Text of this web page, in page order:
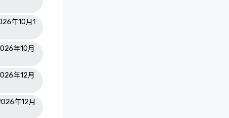
年10月1
年10月
年12月
年12月